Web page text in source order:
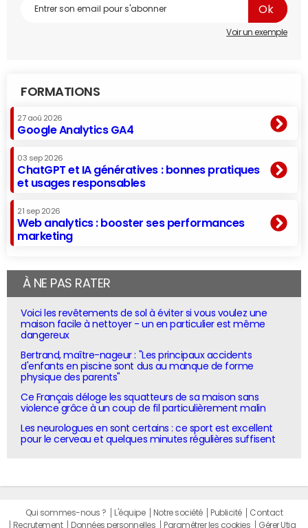
Voir un exemple
FORMATIONS
27 aoû 2026
Google Analytics GA4
03 sep 2026
ChatGPT et IA génératives : bonnes pratiques
et usages responsables
21 sep 2026
Web analytics : booster ses performances
marketing
À NE PAS RATER
Voici les revêtements de sol à éviter si vous voulez une
maison facile à nettoyer - un en particulier est même
dangereux
Bertrand, maître-nageur : "Les principaux accidents
d'enfants en piscine sont dus au manque de forme
physique des parents"
Ce Français déloge les squatteurs de sa maison sans
violence grâce à un coup de fil particulièrement malin
Les neurologues en sont certains : ce sport est excellent
pour le cerveau et quelques minutes régulières suffisent
Qui sommes-nous ? L'équipe Notre société Publicité
Contact
Recrutement
Données personnelles Paramétrer les cookies Gérer Utiq